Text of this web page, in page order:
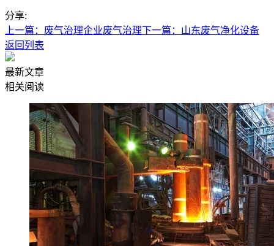
分享:
上一篇：废气治理企业废气治理下一篇：山东废气净化设备
返回列表
最新文章
相关阅读